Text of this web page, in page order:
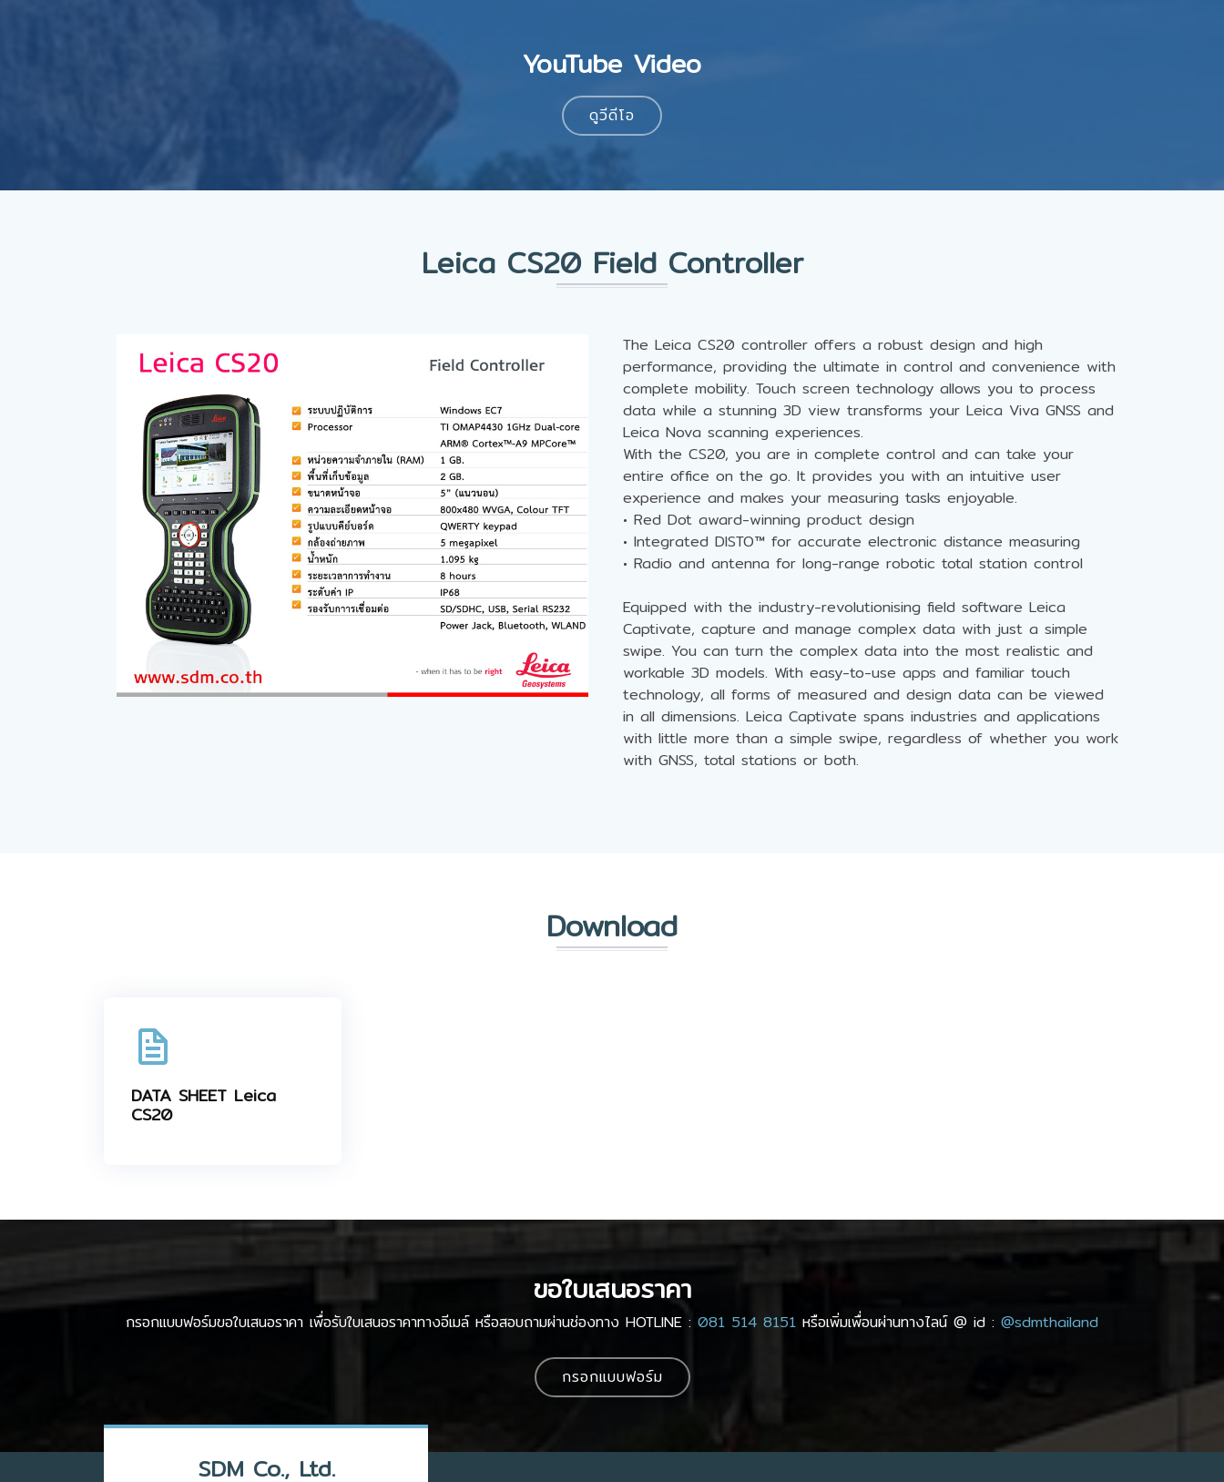
YouTube Video
ดูวีดีโอ
Leica CS20 Field Controller
The Leica CS20 controller offers a robust design and high
performance, providing the ultimate in control and convenience with
complete mobility. Touch screen technology allows you to process
data while a stunning 3D view transforms your Leica Viva GNSS and
Leica Nova scanning experiences.
With the CS20, you are in complete control and can take your
entire office on the go. It provides you with an intuitive user
experience and makes your measuring tasks enjoyable.
• Red Dot award-winning product design
• Integrated DISTO™ for accurate electronic distance measuring
• Radio and antenna for long-range robotic total station control
Equipped with the industry-revolutionising field software Leica
Captivate, capture and manage complex data with just a simple
swipe. You can turn the complex data into the most realistic and
workable 3D models. With easy-to-use apps and familiar touch
technology, all forms of measured and design data can be viewed
in all dimensions. Leica Captivate spans industries and applications
with little more than a simple swipe, regardless of whether you work
with GNSS, total stations or both.
Download
DATA SHEET Leica
CS20
ขอใบเสนอราคา
กรอกแบบฟอร์มขอใบเสนอราคา เพื่อรับใบเสนอราคาทางอีเมล์ หรือสอบถามผ่านช่องทาง HOTLINE : 081 514 8151 หรือเพิ่มเพื่อนผ่านทางไลน์ @ id : @sdmthailand
กรอกแบบฟอร์ม
SDM Co., Ltd.